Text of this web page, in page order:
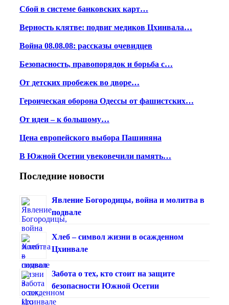
Сбой в системе банковских карт…
Верность клятве: подвиг медиков Цхинвала…
Война 08.08.08: рассказы очевидцев
Безопасность, правопорядок и борьба с…
От детских пробежек во дворе…
Героическая оборона Одессы от фашистских…
От идеи – к большому…
Цена европейского выбора Пашиняна
В Южной Осетии увековечили память…
Последние новости
Явление Богородицы, война и молитва в
подвале
Хлеб – символ жизни в осажденном
Цхинвале
Забота о тех, кто стоит на защите
безопасности Южной Осетии